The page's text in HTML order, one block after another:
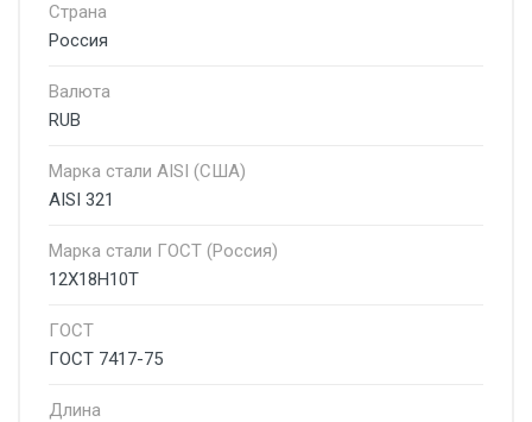
Страна
Россия
Валюта
RUB
Марка стали AISI (США)
AISI 321
Марка стали ГОСТ (Россия)
12Х18Н10Т
ГОСТ
ГОСТ 7417-75
Длина